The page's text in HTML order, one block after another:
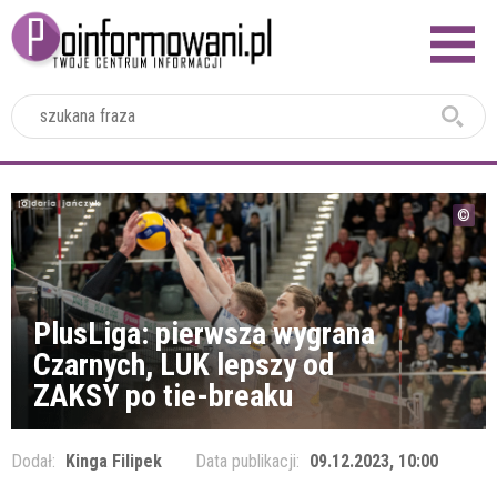
PlusLiga: pierwsza wygrana
Czarnych, LUK lepszy od
ZAKSY po tie-breaku
Dodał: Kinga Filipek Data publikacji: 09.12.2023, 10:00